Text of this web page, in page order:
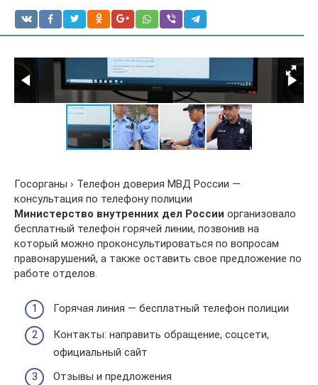
Госорганы › Телефон доверия МВД России —
консультация по телефону полиции
Министерство внутренних дел России организовало
бесплатный телефон горячей линии, позвонив на
который можно проконсультироваться по вопросам
правонарушений, а также оставить свое предложение по
работе отделов.
Горячая линия — бесплатный телефон полиции
Контакты: направить обращение, соцсети,
официальный сайт
Отзывы и предложения